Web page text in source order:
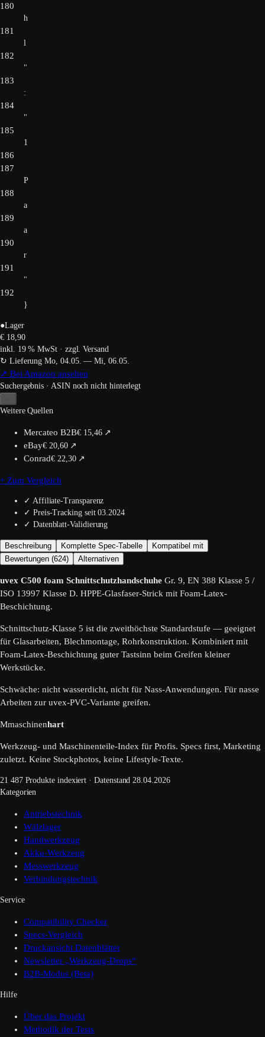
180
h
181
l
182
"
183
:
184
"
185
1
186
187
P
188
a
189
a
190
r
191
"
192
}
●Lager
€ 18,90
inkl. 19 % MwSt · zzgl. Versand
↻ Lieferung Mo, 04.05. — Mi, 06.05.
↗ Bei Amazon ansehen
Suchergebnis · ASIN noch nicht hinterlegt
Weitere Quellen
Mercateo B2B€ 15,46↗
eBay€ 20,60↗
Conrad€ 22,30↗
+ Zum Vergleich
✓ Affiliate-Transparenz
✓ Preis-Tracking seit 03.2024
✓ Datenblatt-Validierung
Beschreibung Komplette Spec-Tabelle
Kompatibel mit
Bewertungen (624)
Alternativen
uvex C500 foam Schnittschutzhandschuhe Gr. 9, EN 388 Klasse 5 /
ISO 13997 Klasse D. HPPE-Glasfaser-Strick mit Foam-Latex-
Beschichtung.
Schnittschutz-Klasse 5 ist die zweithöchste Standardstufe — geeignet
für Glasarbeiten, Blechmontage, Rohrkonstruktion. Kombiniert mit
Foam-Latex-Beschichtung guter Tastsinn beim Greifen kleiner
Werkstücke.
Schwäche: nicht wasserdicht, nicht für Nass-Anwendungen. Für nasse
Arbeiten zur uvex-PVC-Variante greifen.
Mmaschinenhart
Werkzeug- und Maschinenteile-Index für Profis. Specs first, Marketing
zuletzt. Keine Stockphotos, keine Lifestyle-Texte.
21 487 Produkte indexiert · Datenstand 28.04.2026
Kategorien
Antriebstechnik
Wälzlager
Handwerkzeug
Akku-Werkzeug
Messwerkzeug
Verbindungstechnik
Service
Compatibility Checker
Specs-Vergleich
Druckansicht Datenblätter
Newsletter „Werkzeug-Drops“
B2B-Modus (Beta)
Hilfe
Über das Projekt
Methodik der Tests